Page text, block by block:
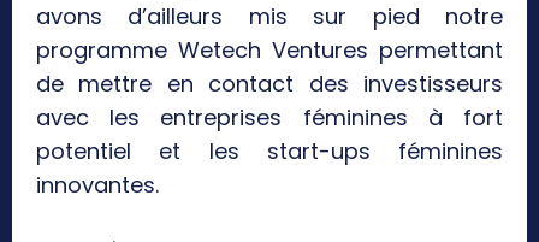
avons d’ailleurs mis sur pied notre
programme Wetech Ventures permettant
de mettre en contact des investisseurs
avec les entreprises féminines à fort
potentiel et les start-ups féminines
innovantes.